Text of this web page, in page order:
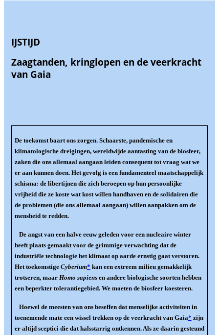
IJSTIJD
Zaagtanden, kringlopen en de veerkracht
van Gaia
De toekomst baart ons zorgen. Schaarste, pandemische en
klimatologische dreigingen, wereldwijde aantasting van de biosfeer,
zaken die ons allemaal aangaan leiden consequent tot vraag wat we
er aan kunnen doen. Het gevolg is een fundamenteel maatschappelijk
schisma: de libertijnen die zich beroepen op hun persoonlijke
vrijheid die ze koste wat kost willen handhaven en de solidairen die
de problemen (die ons allemaal aangaan) willen aanpakken om de
mensheid te redden.
De angst van een halve eeuw geleden voor een nucleaire winter
heeft plaats gemaakt voor de grimmige verwachting dat de
industriële technologie het klimaat op aarde ernstig gaat verstoren.
Het toekomstige Cyberium* kan een extreem milieu gemakkelijk
trotseren, maar Homo sapiensen andere biologische soorten hebben
een beperkter tolerantiegebied. We moeten de biosfeer koesteren.
Hoewel de meesten van ons beseffen dat menselijke activiteiten in
toenemende mate een wissel trekken op de veerkracht van Gaia* zijn
er altijd sceptici die dat halsstarrig ontkennen. Als ze daarin gesteund